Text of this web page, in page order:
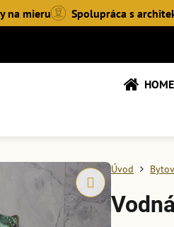
na mieru Spolupráca s
HOME
Úvod